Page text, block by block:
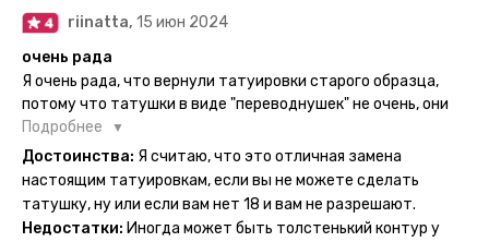
сразу же проявился. На неподвижных частях тела тату
носится дольше, поэтому нужно обдуманно выбирать куда
её стоит наносить. Когда рисунок начнёт стираться -
водой спокойно можно убрать оставшийся контур.
riinatta, 15 июн 2024
очень рада
Я очень рада, что вернули татуировки старого образца,
потому что татушки в виде "переводнушек" не очень, они
просто не "усиживались", не те темнели, а после душа
вообще слазили, вот недавно сделала фризби дог и он
через сутки проявился и все ещё держится!! ну а 4 звезды
потому что у меня ещё очень много переводных
татуировок(
Подробнее
Достоинства: Я считаю, что это отличная замена
настоящим татуировкам, если вы не можете сделать
татушку, ну или если вам нет 18 и вам не разрешают.
Недостатки: Иногда может быть толстенький контур у